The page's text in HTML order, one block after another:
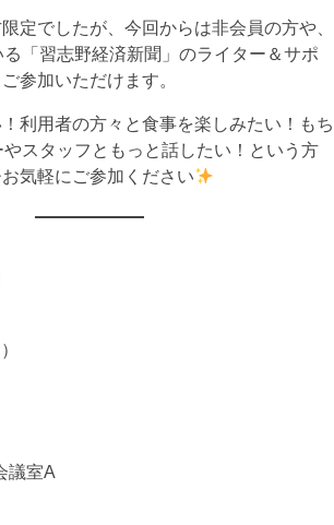
定でしたが、今回からは非会員の方や、
「習志野経済新聞」のライター＆サポ
参加いただけます。
利用者の方々と食事を楽しみたい！もち
スタッフともっと話したい！という方
気軽にご参加ください
議室A